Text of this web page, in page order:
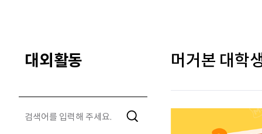
대외활동 머거본 대학